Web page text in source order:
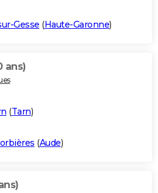
Gesse (Haute-Garonne)
ans)
(Tarn)
(Aude)